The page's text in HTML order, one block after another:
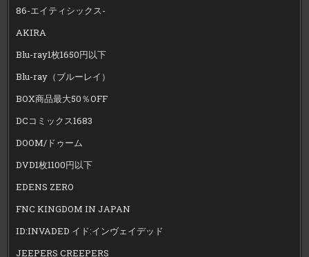
86-エイティシックス-
AKIRA
Blu-ray1枚1650円以下
Blu-ray（ブルーレイ）
BOX商品最大50％OFF
DCコミックス1683
DOOM/ドゥーム
DVD1枚1100円以下
EDENS ZERO
FNC KINGDOM IN JAPAN
ID:INVADED イド:インヴェイデッド
JEEPERS CREEPERS